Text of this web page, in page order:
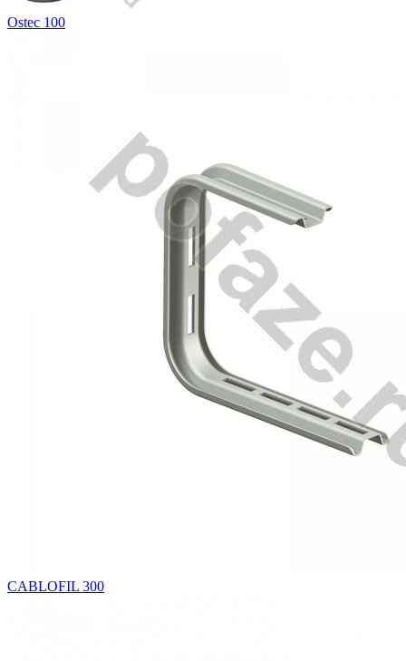
Ostec 100
CABLOFIL 300